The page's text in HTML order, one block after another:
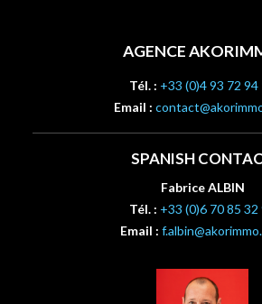
AGENCE
Tél. : +33 (0)4 93 72 94
Email :
SPANISH
Fabrice ALBIN
Tél. : +33 (0)6 70 85 32
Email :